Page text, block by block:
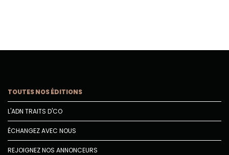
TOUTES NOS ÉDITIONS
L'ADN TRAITS D'CO
ÉCHANGEZ AVEC NOUS
REJOIGNEZ NOS ANNONCEURS